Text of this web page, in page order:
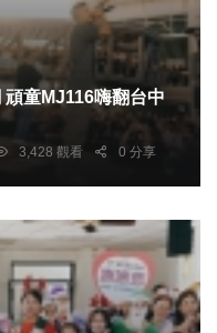
3,428 觀看 0 分享